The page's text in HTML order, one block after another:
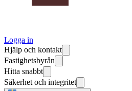
Logga in
Hjälp och kontakt
Fastighetsbyrån
Hitta snabbt
Säkerhet och integritet